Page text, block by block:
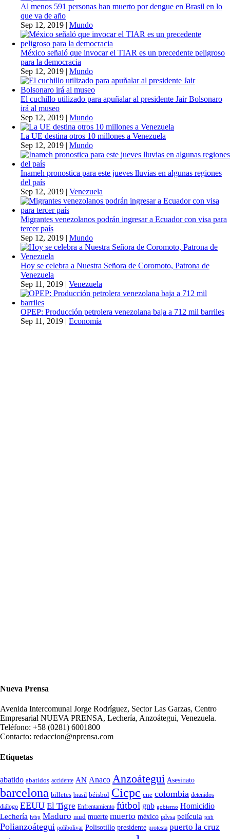
Al menos 591 personas han muerto por dengue en Brasil en lo
que va de año
Sep 12, 2019 | Mundo
México señaló que invocar el TIAR es un precedente peligroso
para la democracia
Sep 12, 2019 | Mundo
El cuchillo utilizado para apuñalar al presidente Jair Bolsonaro
irá al museo
Sep 12, 2019 | Mundo
La UE destina otros 10 millones a Venezuela
Sep 12, 2019 | Mundo
Inameh pronostica para este jueves lluvias en algunas regiones
del país
Sep 12, 2019 | Venezuela
Migrantes venezolanos podrán ingresar a Ecuador con visa para
tercer país
Sep 12, 2019 | Mundo
Hoy se celebra a Nuestra Señora de Coromoto, Patrona de
Venezuela
Sep 11, 2019 | Venezuela
OPEP: Producción petrolera venezolana baja a 712 mil barriles
Sep 11, 2019 | Economía
Nueva Prensa
Avenida Intercomunal Jorge Rodríguez, Sector Las Garzas, Centro
Empresarial NUEVA PRENSA, Lechería, Anzoátegui, Venezuela.
Teléfono: +58 (0281) 6001800
Contacto: redaccion@nprensa.com
Etiquetas
abatido abatidos accidente AN Anaco Anzoátegui Asesinato
barcelona billetes brasil béisbol Cicpc cne colombia detenidos
diálogo EEUU El Tigre Enfrentamiento fútbol gnb gobierno Homicidio
Lechería lvbp Maduro mud muerte muerto méxico pdvsa película pnb
Polianzoátegui polibolivar Polisotillo presidente protesta puerto la cruz